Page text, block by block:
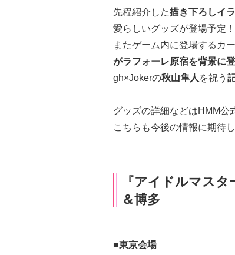
先程紹介した描き下ろしイ
愛らしいグッズが登場予定！
またゲーム内に登場するカ
がラフォーレ原宿を背景に
gh×Jokerの秋山隼人 を祝う
グッズの詳細などはHMM公
こちらも今後の情報に期待
『アイドルマス
＆博多
■東京会場